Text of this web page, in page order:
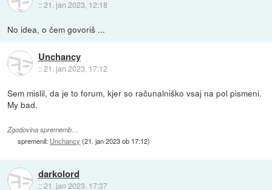
::21. jan 2023, 12:18
No idea, o čem govoriš ...
Unchancy
::21. jan 2023, 17:12
Sem mislil, da je to forum, kjer so računalniško vsaj na pol pismeni.
My bad.
Zgodovina sprememb…
spremenil: Unchancy (21. jan 2023 ob 17:12)
darkolord
::21. jan 2023, 17:37